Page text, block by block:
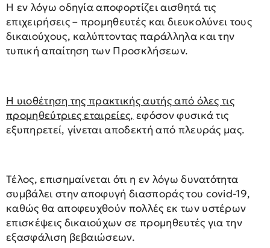
Η εν λόγω οδηγία αποφορτίζει αισθητά τις
επιχειρήσεις – προμηθευτές και διευκολύνει τους
δικαιούχους, καλύπτοντας παράλληλα και την
τυπική απαίτηση των Προσκλήσεων.
Η υιοθέτηση της πρακτικής αυτής από όλες τις
προμηθεύτριες εταιρείες, εφόσον φυσικά τις
εξυπηρετεί, γίνεται αποδεκτή από πλευράς μας.
Τέλος, επισημαίνεται ότι η εν λόγω δυνατότητα
συμβάλει στην αποφυγή διασποράς του covid-19,
καθώς θα αποφευχθούν πολλές εκ των υστέρων
επισκέψεις δικαιούχων σε προμηθευτές για την
εξασφάλιση βεβαιώσεων.